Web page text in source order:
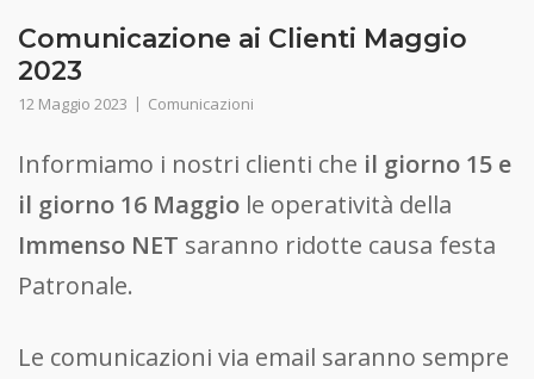
Comunicazione ai Clienti Maggio
2023
12 Maggio 2023 Comunicazioni
Informiamo i nostri clienti che il giorno 15 e
il giorno 16 Maggio le operatività della
Immenso NET saranno ridotte causa festa
Patronale.
Le comunicazioni via email saranno sempre